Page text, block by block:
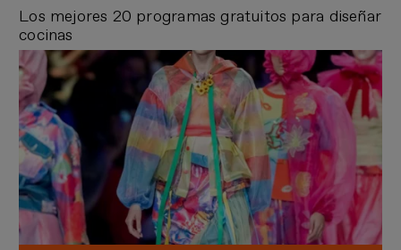
Los mejores 20 programas gratuitos para diseñar
cocinas